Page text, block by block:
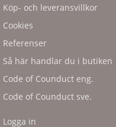
Köp- och leveransvillkor
Cookies
Referenser
Så här handlar du i butiken
Code of Counduct eng.
Code of Counduct sve.
Logga in